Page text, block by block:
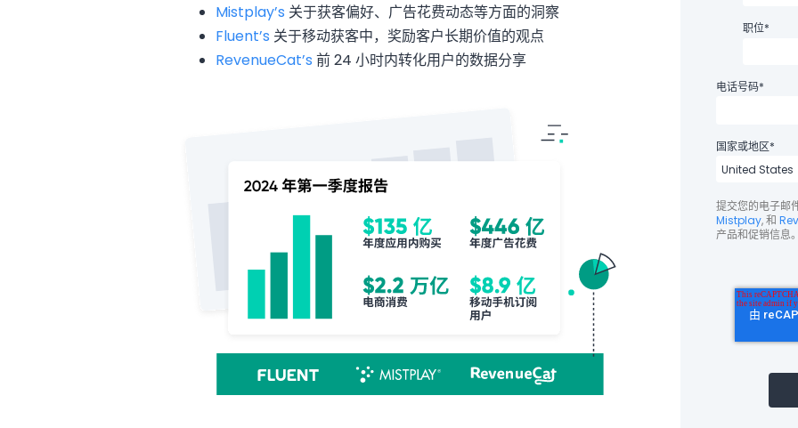
Mistplay’s 关于获客偏好、广告花费动态等方面的洞察
Fluent’s 关于移动获客中，奖励客户长期价值的观点
RevenueCat’s 前 24 小时内转化用户的数据分享
职位*
电话号码*
国家或地区*
提交您的电子邮
Mistplay, 和
产品和促销信息